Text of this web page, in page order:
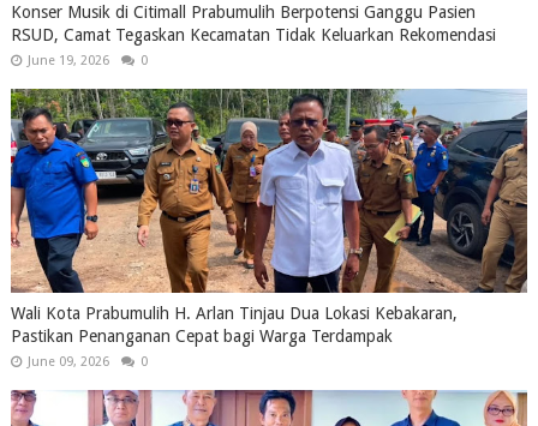
Konser Musik di Citimall Prabumulih Berpotensi Ganggu Pasien
RSUD, Camat Tegaskan Kecamatan Tidak Keluarkan Rekomendasi
June 19, 2026 0
Wali Kota Prabumulih H. Arlan Tinjau Dua Lokasi Kebakaran,
Pastikan Penanganan Cepat bagi Warga Terdampak
June 09, 2026 0